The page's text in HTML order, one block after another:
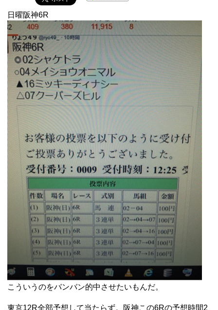
日曜阪神6R
こういうのをバンバン的中させたいもんだ。
東京12R全部予想して当たらず。阪神この6Rの予想時間2